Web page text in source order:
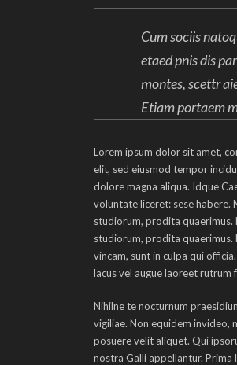
Cum sociis
etaed pnis dis
montes, scettr
Etiam portaem
Lorem ipsum dolor sit amet,
elit, sed eiusmod tempor
dolore magna aliqua. Idque
voluntate liceret: sese habere.
studiorum, prodita quaerimus.
studiorum, prodita quaerimus.
vincam, sunt in culpa qui
lacus vel augue laoreet rutrum
Nihilne te nocturnum
vigiliae. Non equidem invideo,
posuere velit aliquet. Qui
nostra Galli appellantur. Prima